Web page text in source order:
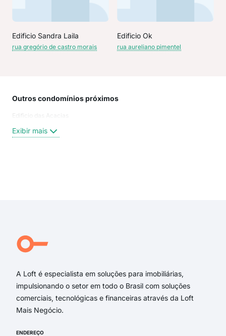
Edificio Sandra Laila
rua gregório de castro morais
Edificio Ok
rua aureliano pimentel
Outros condomínios próximos
Edificio das Acacias
Exibir mais
A Loft é especialista em soluções para imobiliárias,
impulsionando o setor em todo o Brasil com soluções
comerciais, tecnológicas e financeiras através da Loft
Mais Negócio.
ENDEREÇO